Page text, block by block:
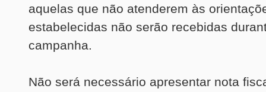
aquelas que não atenderem às
estabelecidas não serão recebidas
campanha.
Não será necessário apresentar nota